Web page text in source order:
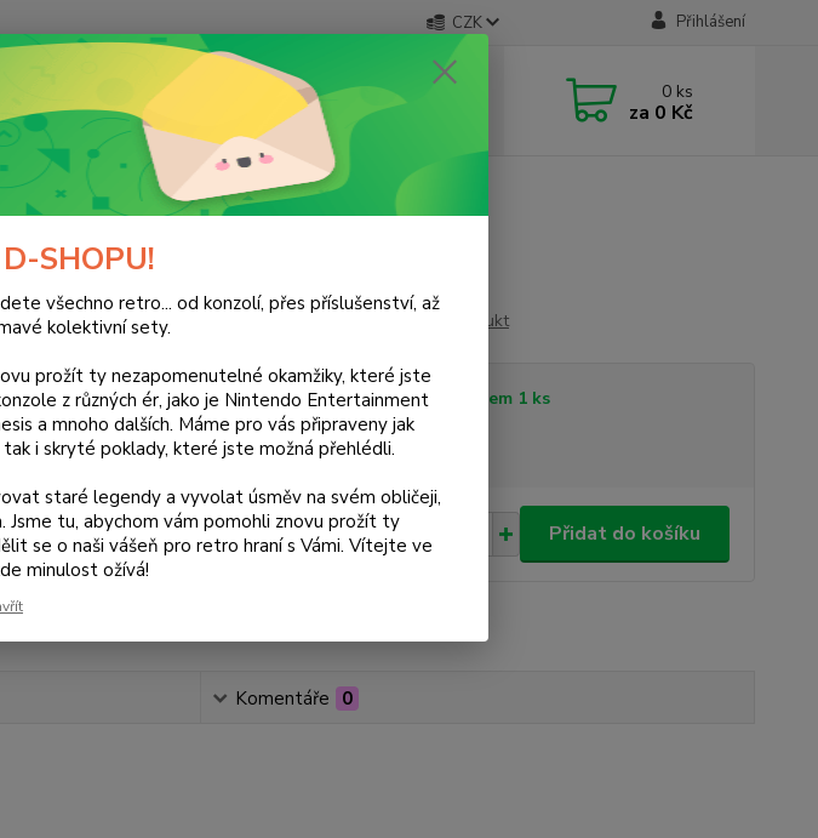
CZK Přihlášení
Nevíte si rady? Zavolejte.
+420 733 751 266
(Po-Pá, 15:00-20:00 hod.)
0 ks
za 0 Kč
Firefighter
Ohodnotit produkt
Dostupnost Skladem 1 ks
Nejsme plátci DPH
130 Kč/ks Přidat do košíku
Komentáře 0
SHOPU!
všechno retro... od konzolí, přes příslušenství, až
kolektivní sety.
prožít ty nezapomenutelné okamžiky, které jste
z různých ér, jako je Nintendo Entertainment
a mnoho dalších. Máme pro vás připraveny jak
i skryté poklady, které jste možná přehlédli.
staré legendy a vyvolat úsměv na svém obličeji,
tu, abychom vám pomohli znovu prožít ty
se o naši vášeň pro retro hraní s Vámi. Vítejte ve
minulost ožívá!